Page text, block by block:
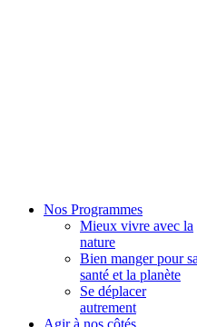
Nos Programmes
Mieux vivre avec la
nature
Bien manger pour sa
santé et la planète
Se déplacer
autrement
Agir à nos côtés